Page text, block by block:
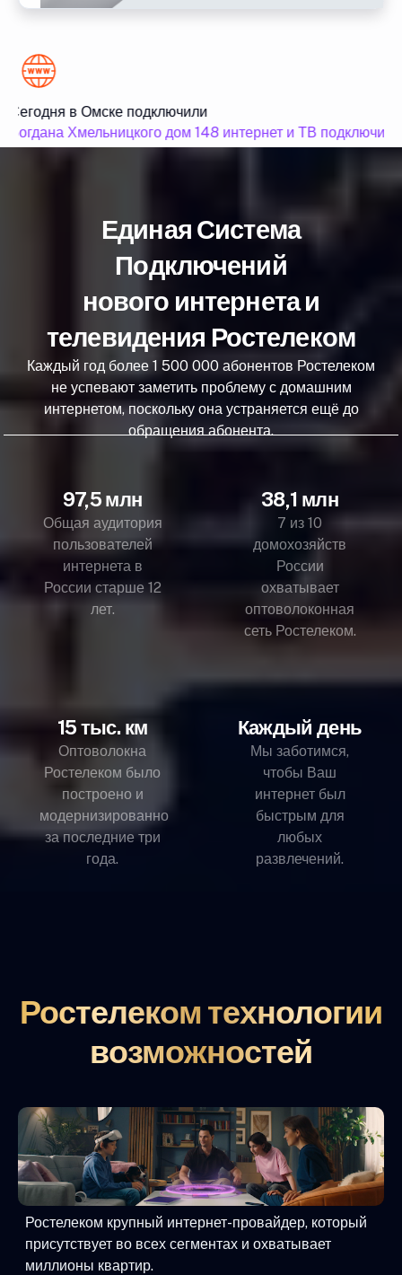
Сегодня в Омске подключили
Богдана Хмельницкого дом 148 интернет и ТВ подключили
Единая Система
Подключений
нового интернета и
телевидения Ростелеком
Каждый год более 1 500 000 абонентов Ростелеком
не успевают заметить проблему с домашним
интернетом, поскольку она устраняется ещё до
обращения абонента.
97,5 млн
Общая аудитория
пользователей
интернета в
России старше 12
лет.
38,1 млн
7 из 10
домохозяйств
России
охватывает
оптоволоконная
сеть Ростелеком.
15 тыс. км
Оптоволокна
Ростелеком было
построено и
модернизированно
за последние три
года.
Каждый день
Мы заботимся,
чтобы Ваш
интернет был
быстрым для
любых
развлечений.
Ростелеком технологии
возможностей
Ростелеком крупный интернет-провайдер, который
присутствует во всех сегментах и охватывает
миллионы квартир.